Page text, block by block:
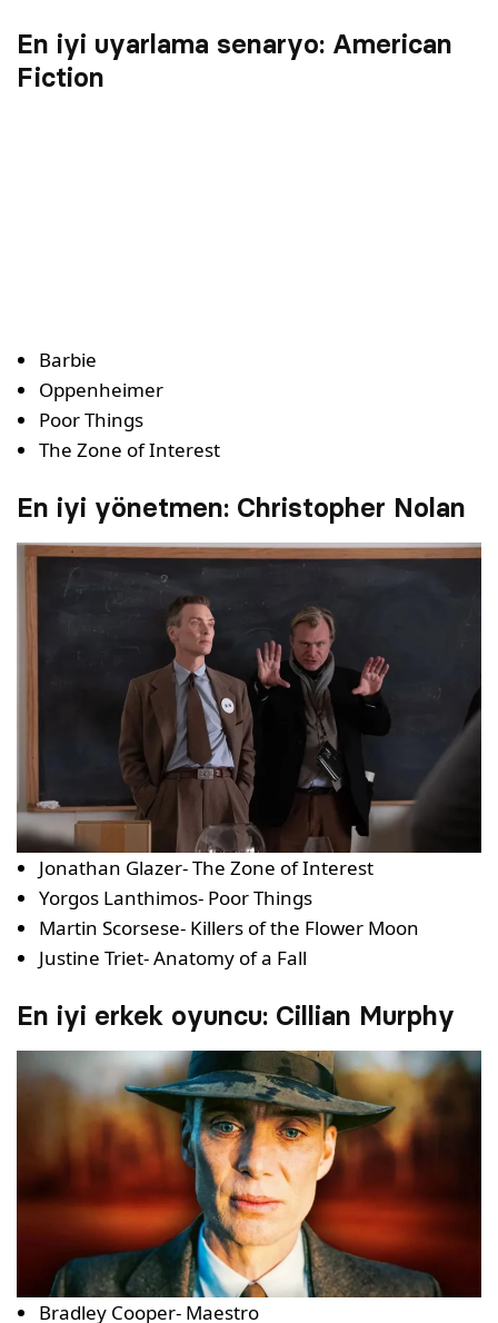
En iyi uyarlama senaryo: American
Fiction
Barbie
Oppenheimer
Poor Things
The Zone of Interest
En iyi yönetmen: Christopher Nolan
Jonathan Glazer- The Zone of Interest
Yorgos Lanthimos- Poor Things
Martin Scorsese- Killers of the Flower Moon
Justine Triet- Anatomy of a Fall
En iyi erkek oyuncu​: Cillian Murphy
Bradley Cooper- Maestro